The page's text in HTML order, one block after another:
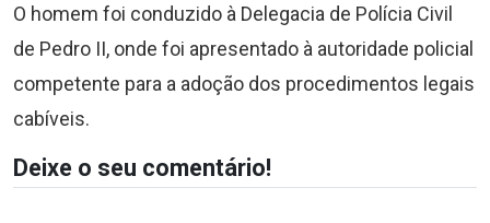
O homem foi conduzido à Delegacia de Polícia Civil
de Pedro II, onde foi apresentado à autoridade policial
competente para a adoção dos procedimentos legais
cabíveis.
Deixe o seu comentário!